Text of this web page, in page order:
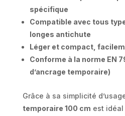
spécifique
Compatible avec tous
longes antichute
Léger et compact,
Conforme à la norme EN
d’ancrage temporaire)
Grâce à sa simplicité
temporaire 100 cm est